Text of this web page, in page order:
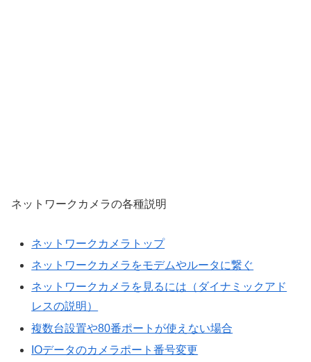
ネットワークカメラの各種説明
ネットワークカメラトップ
ネットワークカメラをモデムやルータに繋ぐ
ネットワークカメラを見るには（ダイナミックアド
レスの説明）
複数台設置や80番ポートが使えない場合
IOデータのカメラポート番号変更